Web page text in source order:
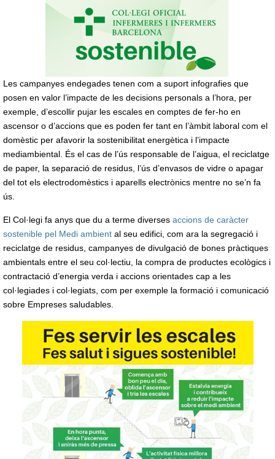
Les campanyes endegades tenen com a suport infografies que
posen en valor l’impacte de les decisions personals a l’hora, per
exemple, d’escollir pujar les escales en comptes de fer-ho en
ascensor o d’accions que es poden fer tant en l’àmbit laboral com el
domèstic per afavorir la sostenibilitat energètica i l’impacte
mediambiental. És el cas de l’ús responsable de l’aigua, el reciclatge
de paper, la separació de residus, l’ús d’envasos de vidre o apagar
del tot els electrodomèstics i aparells electrònics mentre no se’n fa
ús.
El Col·legi fa anys que du a terme diverses accions de caràcter
sostenible pel Medi ambient al seu edifici, com ara la segregació i
reciclatge de residus, campanyes de divulgació de bones pràctiques
ambientals entre el seu col·lectiu, la compra de productes ecològics i
contractació d’energia verda i accions orientades cap a les
col·legiades i col·legiats, com per exemple la formació i comunicació
sobre Empreses saludables.